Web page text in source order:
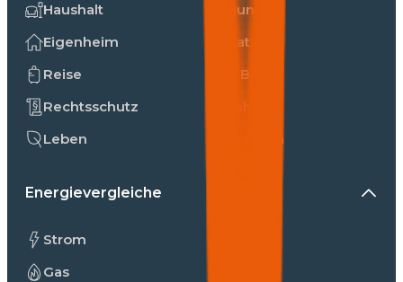
Haushalt
Eigenheim
Reise
Rechtsschutz
Leben
Hunde
Katzen
E-Bike
Kranken
Energievergleiche
Strom
Gas